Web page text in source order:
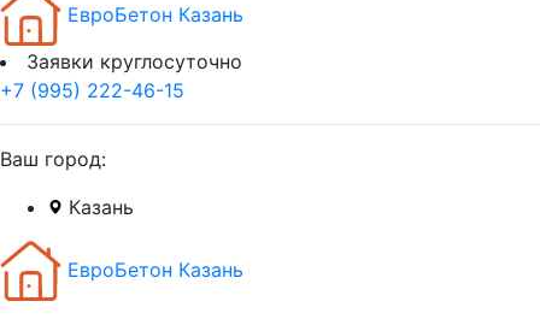
ЕвроБетон Казань
Заявки круглосуточно
+7 (995) 222-46-15
Ваш город:
Казань
ЕвроБетон Казань